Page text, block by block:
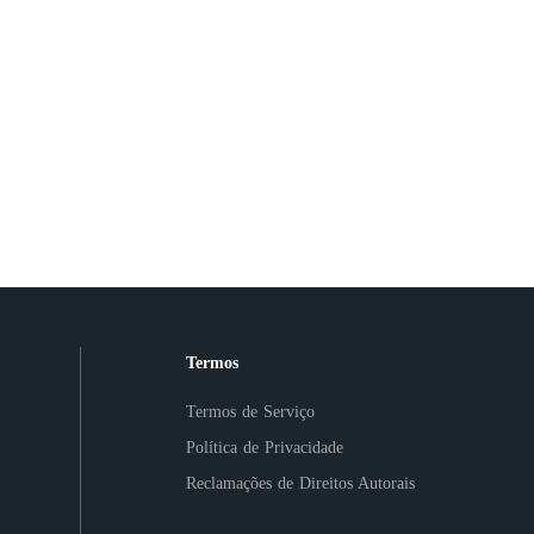
Termos
Termos de Serviço
Política de Privacidade
Reclamações de Direitos Autorais